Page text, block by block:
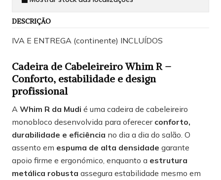
DESCRIÇÃO
IVA E ENTREGA (continente) INCLUÍDOS
Cadeira de Cabeleireiro Whim R –
Conforto, estabilidade e design
profissional
A Whim R da Mudi é uma cadeira de cabeleireiro
monobloco desenvolvida para oferecer conforto,
durabilidade e eficiência no dia a dia do salão. O
assento em espuma de alta densidade garante
apoio firme e ergonómico, enquanto a estrutura
metálica robusta assegura estabilidade mesmo em